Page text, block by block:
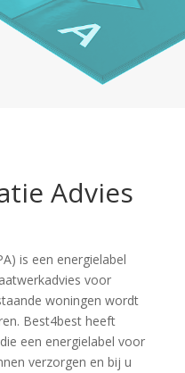
Advies
is een energielabel
voor
woningen wordt
Best4best heeft
een energielabel voor
verzorgen en bij u